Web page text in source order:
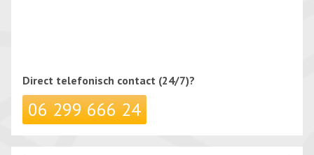
Direct telefonisch contact (24/7)?
06 299 666 24